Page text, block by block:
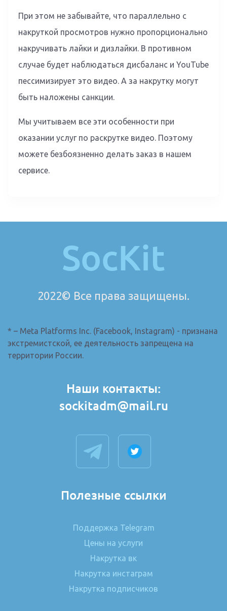
При этом не забывайте, что параллельно с
накруткой просмотров нужно пропорционально
накручивать лайки и дизлайки. В противном
случае будет наблюдаться дисбаланс и YouTube
пессимизирует это видео. А за накрутку могут
быть наложены санкции.
Мы учитываем все эти особенности при
оказании услуг по раскрутке видео. Поэтому
можете безбоязненно делать заказ в нашем
сервисе.
SocKit
2022© Все права защищены.
* – Meta Platforms Inc. (Facebook, Instagram) - признана
экстремистской, ее деятельность запрещена на
территории России.
Наши контакты:
sockitadm@mail.ru
Полезные ссылки
Поддержка Telegram
Цены на услуги
Накрутка вк
Накрутка инстаграм
Накрутка подписчиков